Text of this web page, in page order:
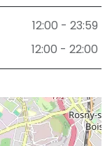
12:00 - 23:59
12:00 - 22:00